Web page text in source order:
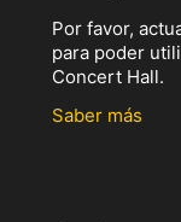
Por favor,
para poder
Concert Hall.
Saber más